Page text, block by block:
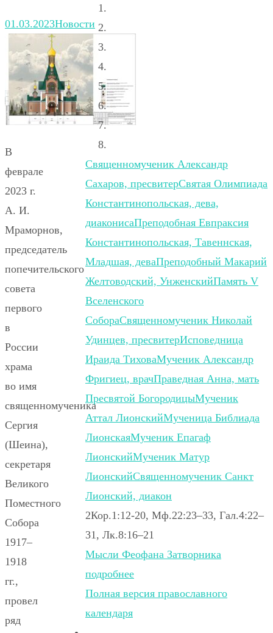
01.03.2023Новости
В
феврале
2023 г.
А. И.
Мраморнов,
председатель
попечительского
совета
первого
в
России
храма
во имя
священномученика
Сергия
(Шеина),
секретаря
Великого
Поместного
Собора
1917–
1918
гг.,
провел
ряд
Священномученик Александр
Сахаров, пресвитерСвятая Олимпиада
Константинопольская, дева,
диаконисаПреподобная Евпраксия
Константинопольская, Тавеннская,
Младшая, деваПреподобный Макарий
Желтоводский, УнженскийПамять V
Вселенского
СобораСвященномученик Николай
Удинцев, пресвитерИсповедница
Ираида ТиховаМученик Александр
Фригиец, врачПраведная Анна, мать
Пресвятой БогородицыМученик
Аттал ЛионскийМученица Библиада
ЛионскаяМученик Епагаф
ЛионскийМученик Матур
ЛионскийСвященномученик Санкт
Лионский, диакон
2Кор.1:12-20, Мф.22:23–33, Гал.4:22–
31, Лк.8:16–21
Мысли Феофана Затворника
подробнее
Полная версия православного
календаря